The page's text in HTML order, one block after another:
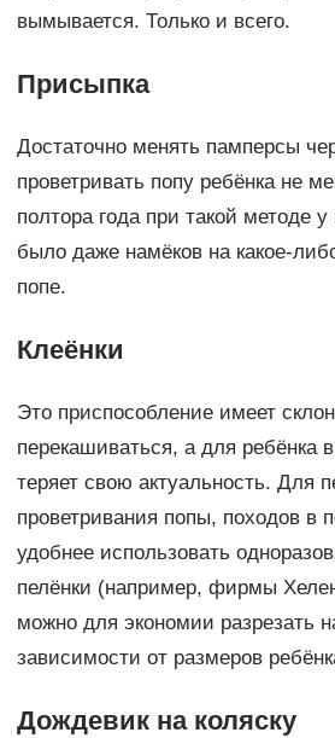
вымывается. Только и всего.
Присыпка
Достаточно менять памперсы
проветривать попу ребёнка не
полтора года при такой методе
было даже намёков на какое-
попе.
Клеёнки
Это приспособление имеет
перекашиваться, а для ребёнка
теряет свою актуальность. Для
проветривания попы, походов в
удобнее использовать
пелёнки (например, фирмы
можно для экономии разрезать
зависимости от размеров
Дождевик на коляску